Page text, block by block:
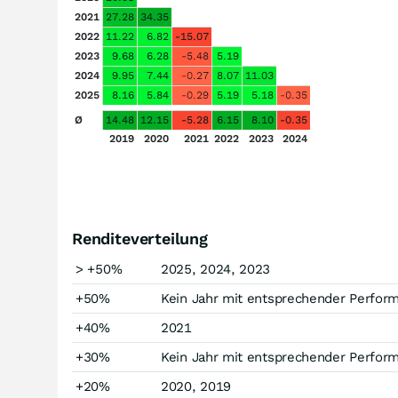
2021 27.28 34.35
2022 11.22 6.82 -15.07
2023
9.68 6.28 -5.48
5.19
2024
9.95 7.44 -0.27 8.07 11.03
2025
8.16 5.84 -0.29 5.19 5.18 -0.35
Ø
14.48 12.15 -5.28 6.15 8.10 -0.35
2019
2020 2021 2022 2023 2024
Renditeverteilung
> +50%
2025, 2024, 2023
+50%
Kein Jahr mit entsprechender
+40%
2021
+30%
Kein Jahr mit entsprechender
+20%
2020, 2019